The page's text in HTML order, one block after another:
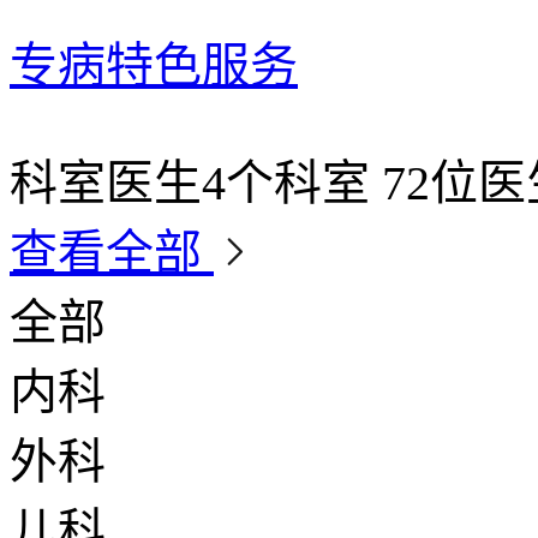
专病特色服务
科室医生4个科室 72位医
查看全部
全部
内科
外科